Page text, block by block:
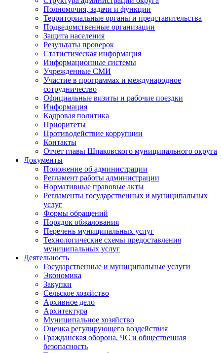
Полномочия, задачи и функции
Территориальные органы и представительства
Подведомственные организации
Защита населения
Результаты проверок
Статистическая информация
Информационные системы
Учрежденные СМИ
Участие в программах и международное
сотрудничество
Официальные визиты и рабочие поездки
Информация
Кадровая политика
Приоритеты
Противодействие коррупции
Контакты
Отчет главы Шпаковского муниципального округа
Документы
Положение об администрации
Регламент работы администрации
Нормативные правовые акты
Регламенты государственных и муниципальных
услуг
Формы обращений
Порядок обжалования
Перечень муниципальных услуг
Технологические схемы предоставления
муниципальных услуг
Деятельность
Государственные и муниципальные услуги
Экономика
Закупки
Сельское хозяйство
Архивное дело
Архитектура
Муниципальное хозяйство
Оценка регулирующего воздействия
Гражданская оборона, ЧС и общественная
безопасность